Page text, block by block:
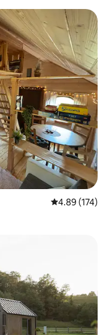
평점 4.89점(5
4.89 (174)